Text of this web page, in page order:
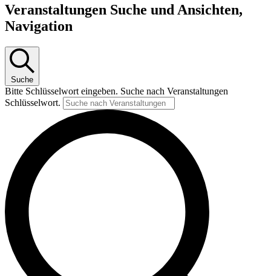
Veranstaltungen
Veranstaltungen Suche und Ansichten,
Navigation
Suche
Bitte Schlüsselwort eingeben. Suche nach Veranstaltungen
Schlüsselwort.